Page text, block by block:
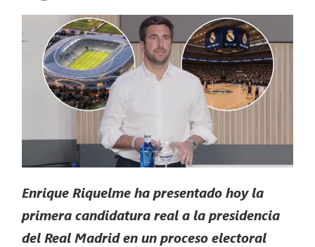
Enrique Riquelme ha presentado hoy la
primera candidatura real a la presidencia
del Real Madrid en un proceso electoral